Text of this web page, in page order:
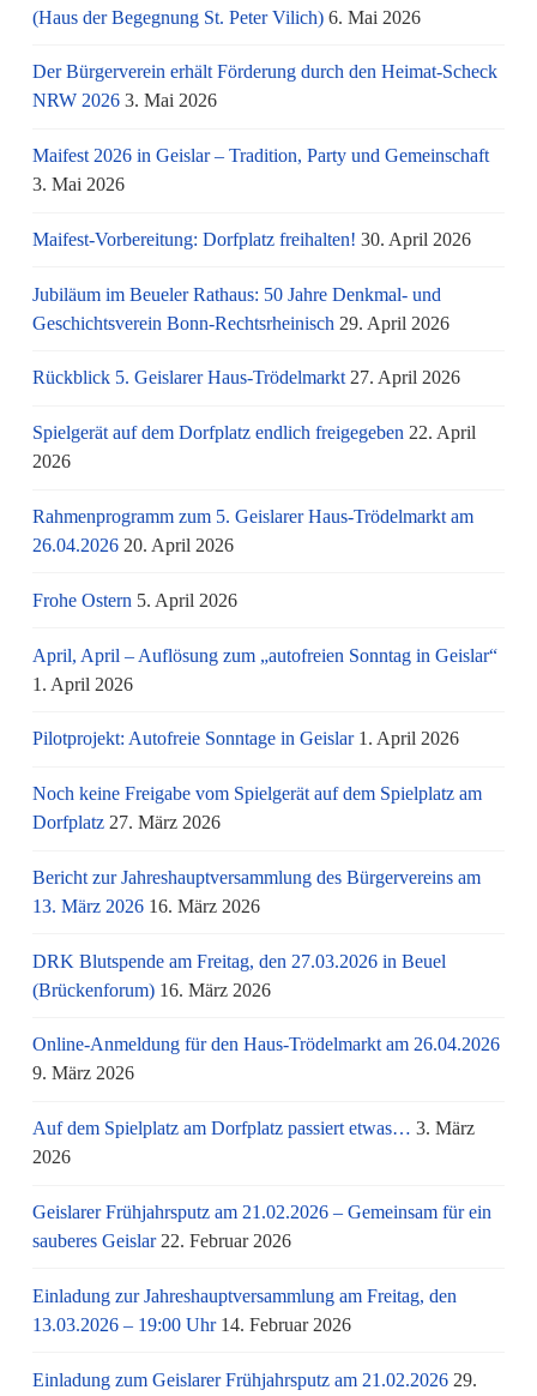
(Haus der Begegnung St. Peter Vilich) 6. Mai 2026
Der Bürgerverein erhält Förderung durch den Heimat-Scheck
NRW 2026 3. Mai 2026
Maifest 2026 in Geislar – Tradition, Party und Gemeinschaft
3. Mai 2026
Maifest-Vorbereitung: Dorfplatz freihalten! 30. April 2026
Jubiläum im Beueler Rathaus: 50 Jahre Denkmal- und
Geschichtsverein Bonn-Rechtsrheinisch 29. April 2026
Rückblick 5. Geislarer Haus-Trödelmarkt 27. April 2026
Spielgerät auf dem Dorfplatz endlich freigegeben 22. April
2026
Rahmenprogramm zum 5. Geislarer Haus-Trödelmarkt am
26.04.2026 20. April 2026
Frohe Ostern 5. April 2026
April, April – Auflösung zum „autofreien Sonntag in Geislar“
1. April 2026
Pilotprojekt: Autofreie Sonntage in Geislar 1. April 2026
Noch keine Freigabe vom Spielgerät auf dem Spielplatz am
Dorfplatz 27. März 2026
Bericht zur Jahreshauptversammlung des Bürgervereins am
13. März 2026 16. März 2026
DRK Blutspende am Freitag, den 27.03.2026 in Beuel
(Brückenforum) 16. März 2026
Online-Anmeldung für den Haus-Trödelmarkt am 26.04.2026
9. März 2026
Auf dem Spielplatz am Dorfplatz passiert etwas… 3. März
2026
Geislarer Frühjahrsputz am 21.02.2026 – Gemeinsam für ein
sauberes Geislar 22. Februar 2026
Einladung zur Jahreshauptversammlung am Freitag, den
13.03.2026 – 19:00 Uhr 14. Februar 2026
Einladung zum Geislarer Frühjahrsputz am 21.02.2026 29.